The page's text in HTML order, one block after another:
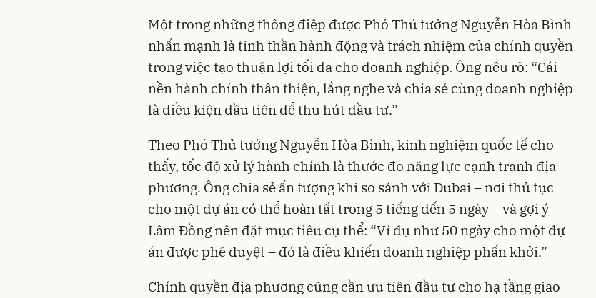
Một trong những thông điệp được Phó Thủ tướng Nguyễn Hòa Bình
nhấn mạnh là tinh thần hành động và trách nhiệm của chính quyền
trong việc tạo thuận lợi tối đa cho doanh nghiệp. Ông nêu rõ: “Cái
nền hành chính thân thiện, lắng nghe và chia sẻ cùng doanh nghiệp
là điều kiện đầu tiên để thu hút đầu tư.”
Theo Phó Thủ tướng Nguyễn Hòa Bình, kinh nghiệm quốc tế cho
thấy, tốc độ xử lý hành chính là thước đo năng lực cạnh tranh địa
phương. Ông chia sẻ ấn tượng khi so sánh với Dubai – nơi thủ tục
cho một dự án có thể hoàn tất trong 5 tiếng đến 5 ngày – và gợi ý
Lâm Đồng nên đặt mục tiêu cụ thể: “Ví dụ như 50 ngày cho một dự
án được phê duyệt – đó là điều khiến doanh nghiệp phấn khởi.”
Chính quyền địa phương cũng cần ưu tiên đầu tư cho hạ tầng giao